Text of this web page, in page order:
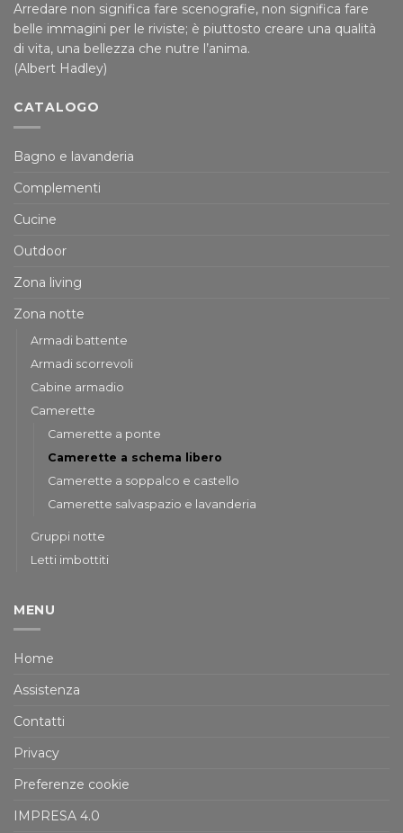
Arredare non significa fare scenografie, non significa fare
belle immagini per le riviste; è piuttosto creare una qualità
di vita, una bellezza che nutre l’anima.
(Albert Hadley)
CATALOGO
Bagno e lavanderia
Complementi
Cucine
Outdoor
Zona living
Zona notte
Armadi battente
Armadi scorrevoli
Cabine armadio
Camerette
Camerette a ponte
Camerette a schema libero
Camerette a soppalco e castello
Camerette salvaspazio e lavanderia
Gruppi notte
Letti imbottiti
MENU
Home
Assistenza
Contatti
Privacy
Preferenze cookie
IMPRESA 4.0